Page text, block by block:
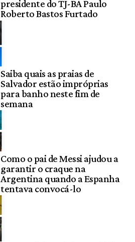
presidente do TJ-BA Paulo
Roberto Bastos Furtado
Saiba quais as praias de
Salvador estão impróprias
para banho neste fim de
semana
Como o pai de Messi ajudou a
garantir o craque na
Argentina quando a Espanha
tentava convocá-lo